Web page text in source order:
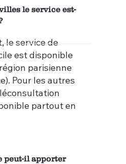
le service est-
le service de
est disponible
parisienne
Pour les autres
partout en
peut-il apporter